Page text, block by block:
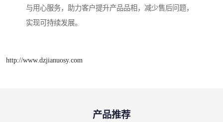
与用心服务，助力客户提升产品品相，减少售后问题，
实现可持续发展。
http://www.dzjianuosy.com
产品推荐